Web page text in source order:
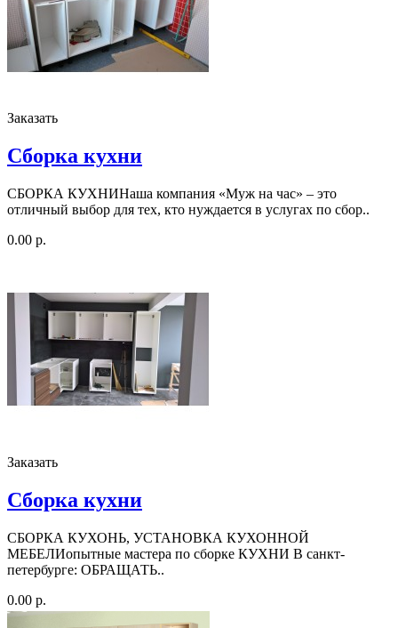
Заказать
Сборка кухни
СБОРКА КУХНИНаша компания «Муж на час» – это
отличный выбор для тех, кто нуждается в услугах по сбор..
0.00 р.
Заказать
Сборка кухни
СБОРКА КУХОНЬ, УСТАНОВКА КУХОННОЙ
МЕБЕЛИопытные мастера по сборке КУХНИ В санкт-
петербурге: ОБРАЩАТЬ..
0.00 р.